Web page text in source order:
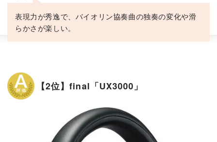
表現力が秀逸で、バイオリン協奏曲の独奏の変化や滑
らかさが楽しい。
【2位】final「UX3000」